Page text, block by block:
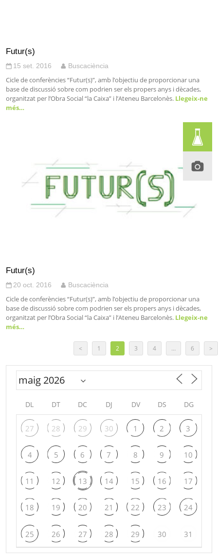
Futur(s)
15 set. 2016 Buscaciència
Cicle de conferències “Futur(s)”, amb l’objectiu de proporcionar una
base de discussió sobre com podrien ser els propers anys i dècades,
organitzat per l’Obra Social “la Caixa” i l’Ateneu Barcelonès. Llegeix-ne
més…
Futur(s)
20 oct. 2016 Buscaciència
Cicle de conferències “Futur(s)”, amb l’objectiu de proporcionar una
base de discussió sobre com podrien ser els propers anys i dècades,
organitzat per l’Obra Social “la Caixa” i l’Ateneu Barcelonès. Llegeix-ne
més…
< 1 2 3 4 … 6 >
DL DT DC DJ DV DS DG
27 28 29 30 1 2 3
4 5 6 7 8 9 10
11 12 13 14 15 16 17
18 19 20 21 22 23 24
25 26 27 28 29 30 31